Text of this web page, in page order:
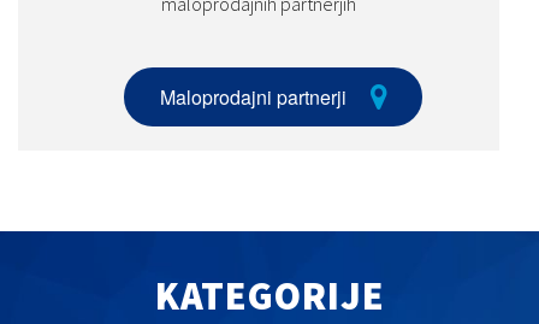
Maloprodajni partnerji
KATEGORIJE